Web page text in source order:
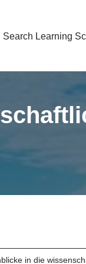
Search Learning
in die